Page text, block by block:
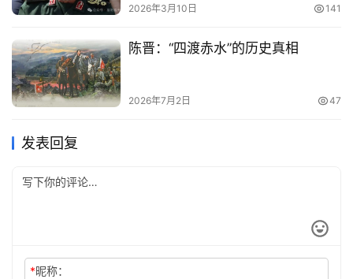
2026年3月10日 141
陈晋：“四渡赤水”的历史真相
2026年7月2日 47
发表回复
*昵称：